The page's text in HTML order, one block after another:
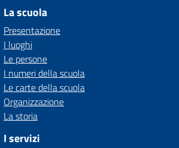
La scuola
Presentazione
I luoghi
Le persone
I numeri della scuola
Le carte della scuola
Organizzazione
La storia
I servizi